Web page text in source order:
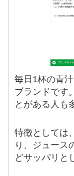
毎日1杯の青
ブランドです
とがある人も
特徴としては
り、ジュース
どサッパリと